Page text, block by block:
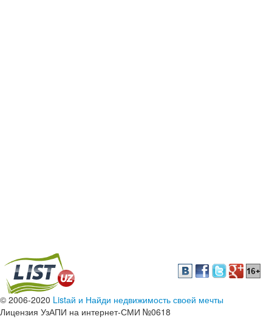
© 2006-2020 Listай и Найди недвижимость своей мечты
Лицензия УзАПИ на интернет-СМИ №0618